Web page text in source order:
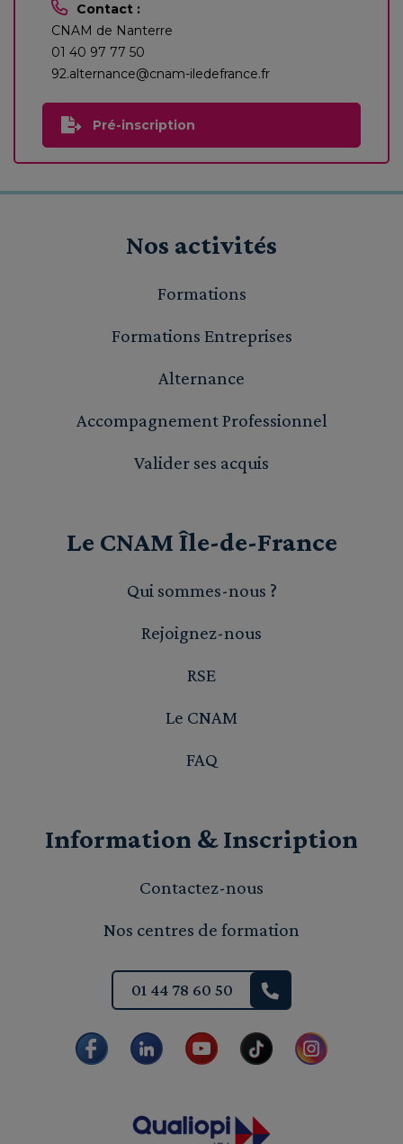
Contact :
CNAM de Nanterre
01 40 97 77 50
92.alternance@cnam-iledefrance.fr
Pré-inscription
Nos activités
Formations
Formations Entreprises
Alternance
Accompagnement Professionnel
Valider ses acquis
Le CNAM Île-de-France
Qui sommes-nous ?
Rejoignez-nous
RSE
Le CNAM
FAQ
Information & Inscription
Contactez-nous
Nos centres de formation
01 44 78 60 50